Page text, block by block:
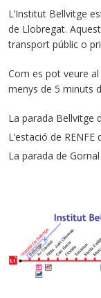
L’Institut Bellvitge
de Llobregat.
transport públic o
Com es pot veure al
menys de 5 minuts
La parada Bellvitge
L’estació de RENFE
La parada de